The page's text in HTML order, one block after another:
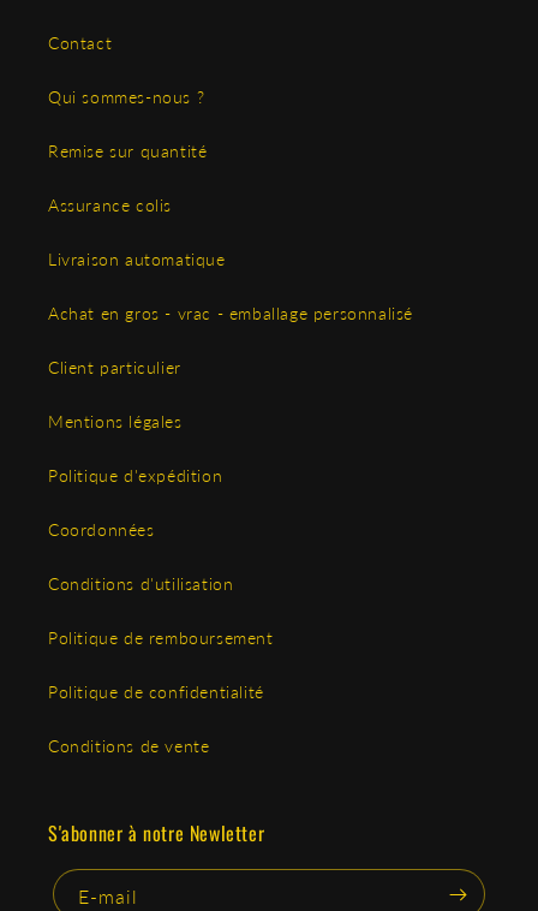
Contact
Qui sommes-nous ?
Remise sur quantité
Assurance colis
Livraison automatique
Achat en gros - vrac - emballage personnalisé
Client particulier
Mentions légales
Politique d'expédition
Coordonnées
Conditions d'utilisation
Politique de remboursement
Politique de confidentialité
Conditions de vente
S'abonner à notre Newletter
E-mail